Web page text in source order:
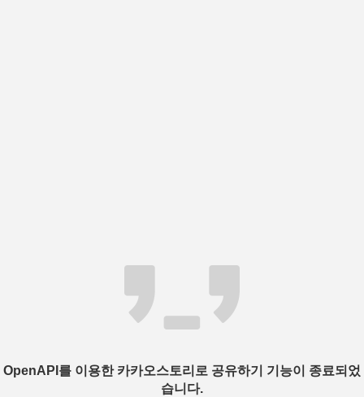
OpenAPI를 이용한 카카오스토리로 공유하기 기능이 종료되었
습니다.